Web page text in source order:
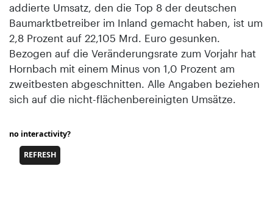
addierte Umsatz, den die Top 8 der deutschen
Baumarktbetreiber im Inland gemacht haben, ist um
2,8 Prozent auf 22,105 Mrd. Euro gesunken.
Bezogen auf die Veränderungsrate zum Vorjahr hat
Hornbach mit einem Minus von 1,0 Prozent am
zweitbesten abgeschnitten. Alle Angaben beziehen
sich auf die nicht-flächenbereinigten Umsätze.